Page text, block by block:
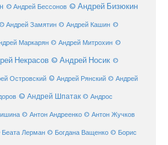
© Андрей Бессонов © Андрей Бизюкин
© Андрей Замятин © Андрей Кашин ©
Маркарян © Андрей Митрохин ©
Некрасов © Андрей Носик ©
Островский © Андрей Рянский © Андрей
© Андрей Шпатак © Андрос
© Антон Андреенко © Антон Жучков
Лерман © Богдана Ващенко © Борис